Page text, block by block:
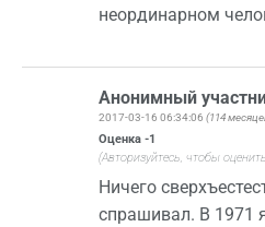
неординарном
Анонимный
2017-03-16 06:34:06 (114
Оценка -1
(Авторизуйтесь, чтобы
Ничего
спрашивал. В 1971